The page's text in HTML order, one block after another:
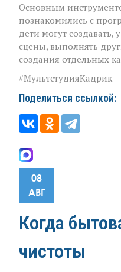
Основным
познакомились с
дети могут
сцены, выполнять
создания отдельных
#МультстудияКадрик
Поделиться ссылкой:
08
АВГ
Когда
чистоты